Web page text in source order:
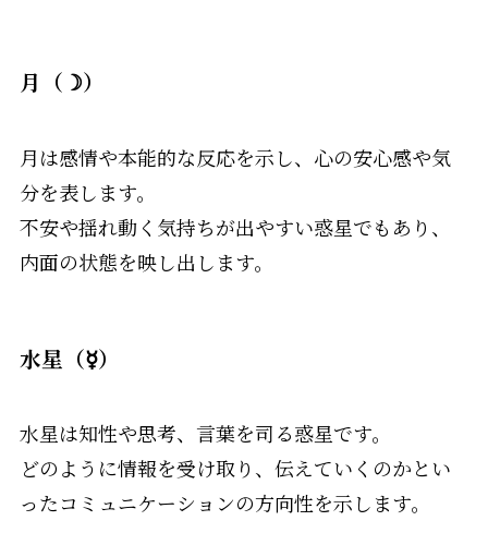
月（☽）
月は感情や本能的な反応を示し、心の安心感や気
分を表します。
不安や揺れ動く気持ちが出やすい惑星でもあり、
内面の状態を映し出します。
水星（☿）
水星は知性や思考、言葉を司る惑星です。
どのように情報を受け取り、伝えていくのかとい
ったコミュニケーションの方向性を示します。